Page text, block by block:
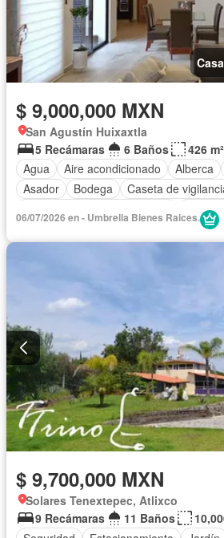
$ 9,000,000 MXN
San Agustín Huixaxtla
5 Recámaras
6 Baños
426 m²
Agua
Aire acondicionado Alberca
Asador
Bodega
Caseta de
Cisterna
Cuarto de servicio
Sin amueblar
06/07/2026 en - Umbrella Bienes Raices.
$ 9,700,000 MXN
Solares Tenextepec, Atlixco
9 Recámaras
11 Baños